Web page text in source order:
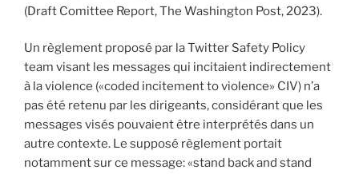
(Draft Comittee Report, The Washington Post, 2023).
Un règlement proposé par la Twitter Safety Policy
team visant les messages qui incitaient indirectement
à la violence («coded incitement to violence» CIV) n’a
pas été retenu par les dirigeants, considérant que les
messages visés pouvaient être interprétés dans un
autre contexte. Le supposé règlement portait
notamment sur ce message: «stand back and stand